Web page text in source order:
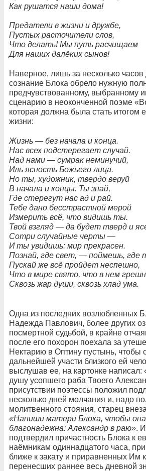
Как рушатся наши дома!
Предатели в жизни и дружбе,
Пустых расточители слов,
Что делать! Мы путь расчищаем
Для наших далёких сынов!
Наверное, лишь за несколько часов
сознание Блока обрело нужную
предчувствованному, выбранному
сценарию в неоконченной поэме
которая должна была стать итогом
жизни:
Жизнь — без начала и конца.
Нас всех подстерегает случай.
Над нами — сумрак неминучий,
Иль ясность Божьего лица.
Но ты, художник, твердо веруй
В начала и концы. Ты знай,
Где стерегут нас ад и рай.
Тебе дано бесстрастной мерой
Измерить всё, что видишь ты.
Твой взгляд — да будет тверд и
Сотри случайные черты —
И ты увидишь: мир прекрасен.
Познай, где свет, — поймешь, где
Пускай же всё пройдет неспешно,
Что в мире свято, что в нем
Сквозь жар души, сквозь хлад ума.
Одна из последних возлюбленных
Надежда Павлович, более других
посмертной судьбой, в крайне
после его похорон поехала за
Нектарию в Оптину пустынь, чтобы
дальнейшей участи близкого ей
выслушав ее, на картонке написал:
душу усопшего раба Твоего
присутствии поэтессы положил
несколько дней молчания и, надо
молитвенного стояния, старец
«Напиши матери Блока, чтобы
благонадежна: Александр в раю».
подтвердил причастность Блока к
наёмникам одиннадцатого часа,
ближе к закату и приравненных Им
перенесших раннее весь дневной